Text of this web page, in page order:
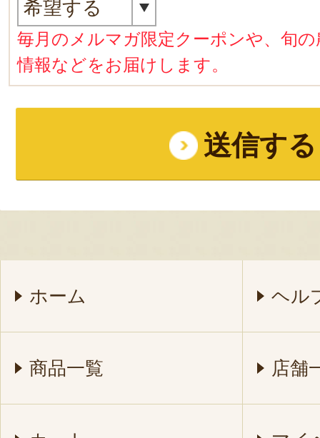
毎月のメルマガ限定クーポンや、旬
情報などをお届けします。
ホーム ヘル
商品一覧 店舗